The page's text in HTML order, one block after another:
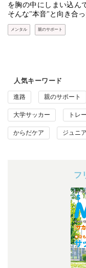
を胸の中にしまい込ん
そんな"本音"と向き合
メンタル 親のサポート
人気キーワード
進路 親のサポート
大学サッカー トレ
からだケア ジュニ
フ